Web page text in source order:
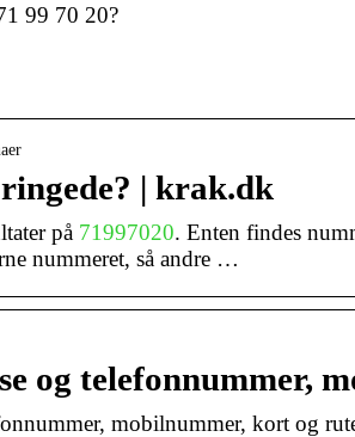
99 70 20?
| krak.dk
på 71997020. Enten findes
nummeret, så andre …
og telefonnummer,
mobilnummer, kort og